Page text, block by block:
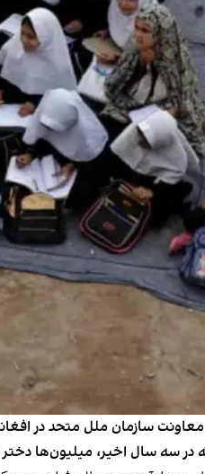
سازمان ملل متحد در
در سه سال اخیر، میلیون‌ها